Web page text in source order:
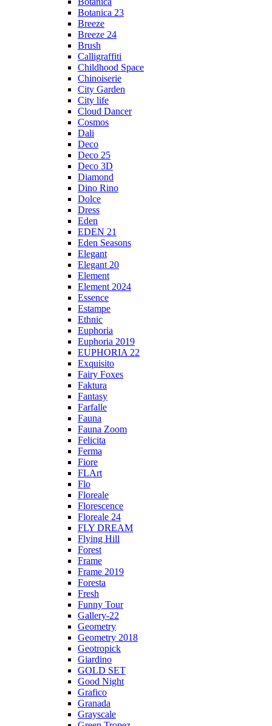
Botanica 23
Breeze
Breeze 24
Brush
Calligraffiti
Childhood Space
Chinoiserie
City Garden
City life
Cloud Dancer
Cosmos
Dali
Deco
Deco 25
Deco 3D
Diamond
Dino Rino
Dolce
Dress
Eden
EDEN 21
Eden Seasons
Elegant
Elegant 20
Element
Element 2024
Essence
Estampe
Ethnic
Euphoria
Euphoria 2019
EUPHORIA 22
Exquisito
Fairy Foxes
Faktura
Fantasy
Farfalle
Fauna
Fauna Zoom
Felicita
Ferma
Fiore
FLArt
Flo
Floreale
Florescence
Floreale 24
FLY DREAM
Flying Hill
Forest
Frame
Frame 2019
Foresta
Fresh
Funny Tour
Gallery-22
Geometry
Geometry 2018
Geotropick
Giardino
GOLD SET
Good Night
Grafico
Granada
Grayscale